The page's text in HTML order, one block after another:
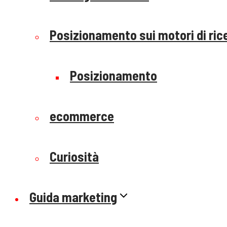
Posizionamento sui motori di
Posizionamento
ecommerce
Curiosità
Guida marketing